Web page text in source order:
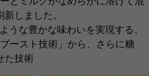
新しました。
うな豊かな味わいを実現する、
ースト技術」から、さらに糖
た技術